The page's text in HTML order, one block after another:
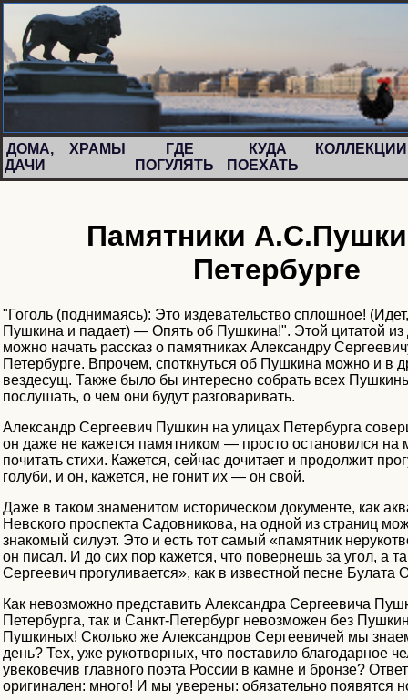
ДОМА,
ДАЧИ
ХРАМЫ
ГДЕ
ПОГУЛЯТЬ
КУДА
ПОЕХАТЬ
Памятники
Петербурге
"Гоголь (поднимаясь): Это издевательство сплошное!
Пушкина и падает) — Опять об Пушкина!". Этой цитатой
можно начать рассказ о памятниках Александру
Петербурге. Впрочем, споткнуться об Пушкина можно и в
вездесущ. Также было бы интересно собрать всех
послушать, о чем они будут разговаривать.
Александр Сергеевич Пушкин на улицах Петербурга
он даже не кажется памятником — просто остановился на
почитать стихи. Кажется, сейчас дочитает и продолжит
голуби, и он, кажется, не гонит их — он свой.
Даже в таком знаменитом историческом документе, как
Невского проспекта Садовникова, на одной из страниц
знакомый силуэт. Это и есть тот самый «памятник
он писал. И до сих пор кажется, что повернешь за угол, а
Сергеевич прогуливается», как в известной песне Булата
Как невозможно представить Александра Сергеевича
Петербурга, так и Санкт-Петербург невозможен без
Пушкиных! Сколько же Александров Сергеевичей мы
день? Тех, уже рукотворных, что поставило благодарное
увековечив главного поэта России в камне и бронзе?
оригинален: много! И мы уверены: обязательно появятся